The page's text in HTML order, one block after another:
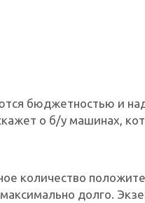
бюджетностью и
о б/у машинах,
количество
долго.